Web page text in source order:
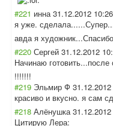
#221 инна 31.12.2012 10:26
я уже. сделала......Су
авда я художник...Спас
#220 Сергей 31.12.2012
Начинаю готовить...после
!!!!!!!
#219 Эльмир Ф
красиво и вкусно. я сам
#218 Алёнушка 31.12.2012
Цитирую Лера: